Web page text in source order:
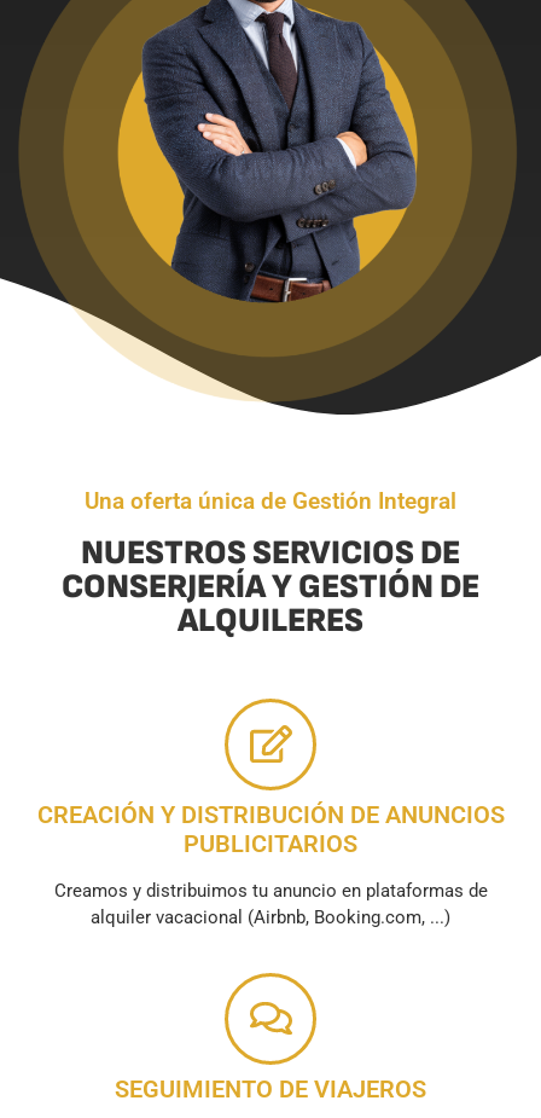
Una oferta única de Gestión Integral
NUESTROS SERVICIOS DE
CONSERJERÍA Y GESTIÓN DE
ALQUILERES
CREACIÓN Y DISTRIBUCIÓN DE ANUNCIOS
PUBLICITARIOS
Creamos y distribuimos tu anuncio en plataformas de
alquiler vacacional (Airbnb, Booking.com, ...)
SEGUIMIENTO DE VIAJEROS